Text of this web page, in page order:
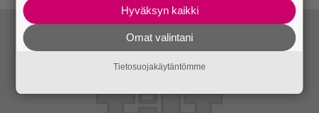
Hyväksyn kaikki
Omat valintani
Tietosuojakäytäntömme